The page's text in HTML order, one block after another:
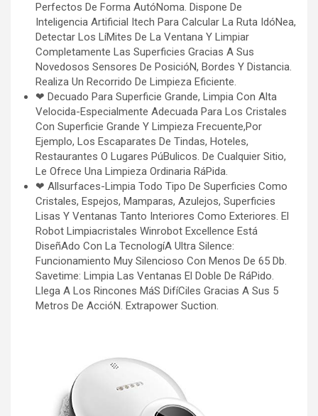
Perfectos De Forma AutóNoma. Dispone De
Inteligencia Artificial Itech Para Calcular La Ruta IdóNea,
Detectar Los LíMites De La Ventana Y Limpiar
Completamente Las Superficies Gracias A Sus
Novedosos Sensores De PosicióN, Bordes Y Distancia.
Realiza Un Recorrido De Limpieza Eficiente.
❤ Decuado Para Superficie Grande, Limpia Con Alta
Velocida-Especialmente Adecuada Para Los Cristales
Con Superficie Grande Y Limpieza Frecuente,Por
Ejemplo, Los Escaparates De Tindas, Hoteles,
Restaurantes O Lugares PúBulicos. De Cualquier Sitio,
Le Ofrece Una Limpieza Ordinaria RáPida.
❤ Allsurfaces-Limpia Todo Tipo De Superficies Como
Cristales, Espejos, Mamparas, Azulejos, Superficies
Lisas Y Ventanas Tanto Interiores Como Exteriores. El
Robot Limpiacristales Winrobot Excellence Está
DiseñAdo Con La TecnologíA Ultra Silence:
Funcionamiento Muy Silencioso Con Menos De 65 Db.
Savetime: Limpia Las Ventanas El Doble De RáPido.
Llega A Los Rincones MáS DifíCiles Gracias A Sus 5
Metros De AccióN. Extrapower Suction.